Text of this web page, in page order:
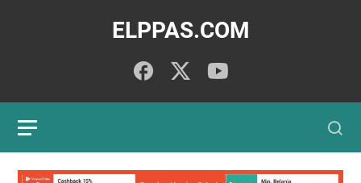
ELPPAS.COM